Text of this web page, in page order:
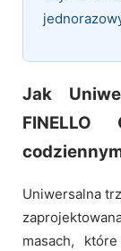
Jak
Uniwersalna
masach,